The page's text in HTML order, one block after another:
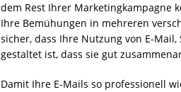
dem Rest Ihrer Marketingkampagne
Ihre Bemühungen in mehreren
sicher, dass Ihre Nutzung von E-
gestaltet ist, dass sie gut
Damit Ihre E-Mails so professionell